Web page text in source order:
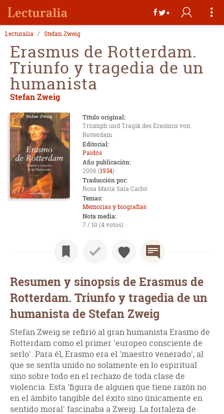
Lecturalia Stefan Zweig
Erasmus de Rotterdam.
Triunfo y tragedia de un
humanista
Stefan Zweig
Título original:
Triumph und Tragik des Erasmus von
Rotterdam
Editorial:
Paidós
Año publicación:
2006 (1934)
Traducción por:
Rosa María Sala Carbó
Temas:
Memorias y biografías
Nota media:
7 / 10 (4 votos)
Resumen y sinopsis de Erasmus de
Rotterdam. Triunfo y tragedia de un
humanista de Stefan Zweig
Stefan Zweig se refirió al gran humanista Erasmo de
Rotterdam como el primer 'europeo consciente de
serlo'. Para él, Erasmo era el 'maestro venerado', al
que se sentía unido no solamente en lo espiritual
sino sobre todo en el rechazo de toda clase de
violencia. Esta 'figura de alguien que tiene razón no
en el ámbito tangible del éxito sino únicamente en
sentido moral' fascinaba a Zweig. La fortaleza de